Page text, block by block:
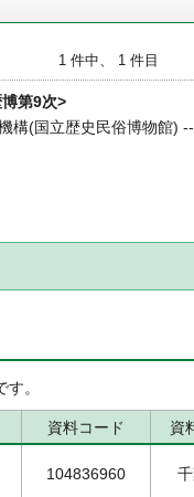
1 件中、 1 件目
第9次>
構(国立歴史民俗博物館)
す。
資料コード 資
104836960